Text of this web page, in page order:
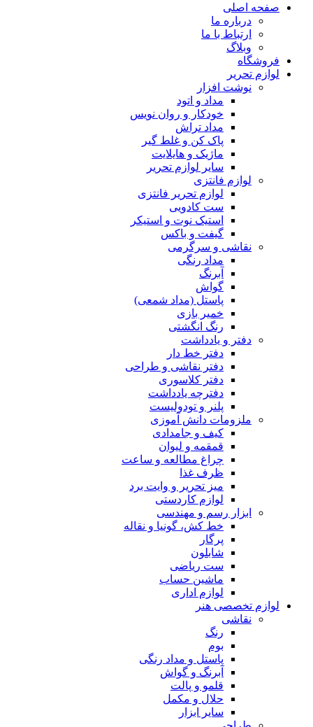
صفحه اصلی
درباره ما
ارتباط با ما
وبلاگ
فروشگاه
لوازم تحریر
نوشت افزار
مداد و اتود
خودکار و روان نویس
مداد تراش
پاک کن و غلط گیر
ماژیک و هایلایت
سایر لوازم تحریر
لوازم فانتزی
لوازم تحریر فانتزی
ست کادویی
استیک نوت و استیکر
گیفت و باکس
نقاشی و سرگرمی
مداد رنگی
آبرنگ
گواش
پاستل (مداد شمعی)
خمیر بازی
رنگ انگشتی
دفتر و یادداشت
دفتر خط دار
دفتر نقاشی و طراحی
دفتر کلاسوری
دفترچه یادداشت
پلنر و تودولیست
ملزومات دانش آموزی
کیف و جامدادی
قمقمه و لیوان
چراغ مطالعه و ساعت
ظرف غذا
میز تحریر و وایت برد
لوازم کاردستی
ابزار رسم و مهندسی
خط کش، گونیا و نقاله
پرگار
شابلون
ست ریاضی
ماشین حساب
لوازم اداری
لوازم تخصصی هنر
نقاشی
رنگ
بوم
پاستل و مداد رنگی
آبرنگ و گواش
قلمو و پالت
حلال و مکمل
سایر ابزار